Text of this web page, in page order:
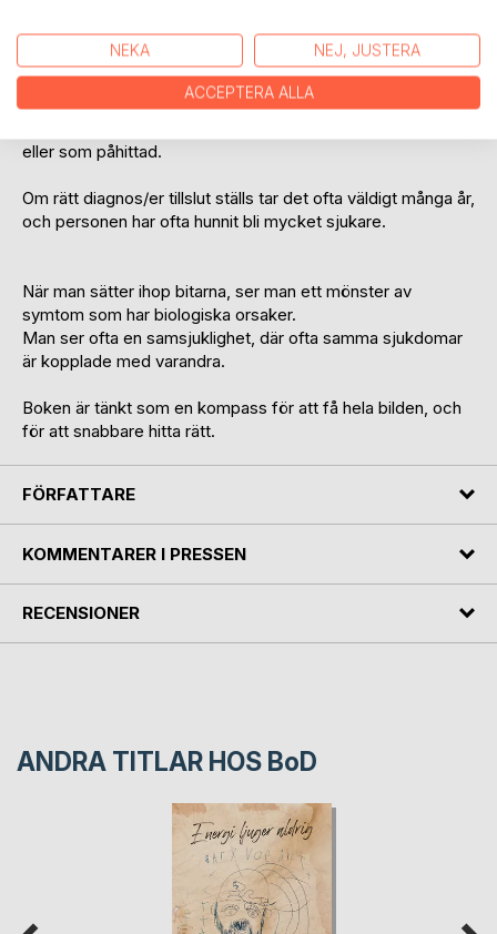
"Vanliga" tester på vissa av sjukdomarna, visar ofta ett bra
resultat, så många lever utan vård och utan ersättning.
Trots sjukdom som ibland slår ut hela livet, blir personen
eller som påhittad.
Om rätt diagnos/er tillslut ställs tar det ofta väldigt många år,
och personen har ofta hunnit bli mycket sjukare.
När man sätter ihop bitarna, ser man ett mönster av
symtom som har biologiska orsaker.
Man ser ofta en samsjuklighet, där ofta samma sjukdomar
är kopplade med varandra.
Boken är tänkt som en kompass för att få hela bilden, och
för att snabbare hitta rätt.
FÖRFATTARE
KOMMENTARER I PRESSEN
RECENSIONER
ANDRA TITLAR HOS BoD
NEKA NEJ, JUSTERA
ACCEPTERA ALLA